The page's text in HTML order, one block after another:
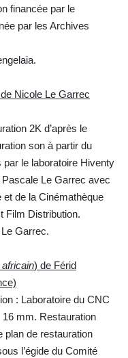
financée par le
par les Archives
de Nicole Le Garrec
2K d’après le
son à partir du
le laboratoire Hiventy
Le Garrec avec
et de la Cinémathèque
Film Distribution.
Garrec.
) de Férid
: Laboratoire du CNC
mm. Restauration
plan de restauration
l’égide du Comité